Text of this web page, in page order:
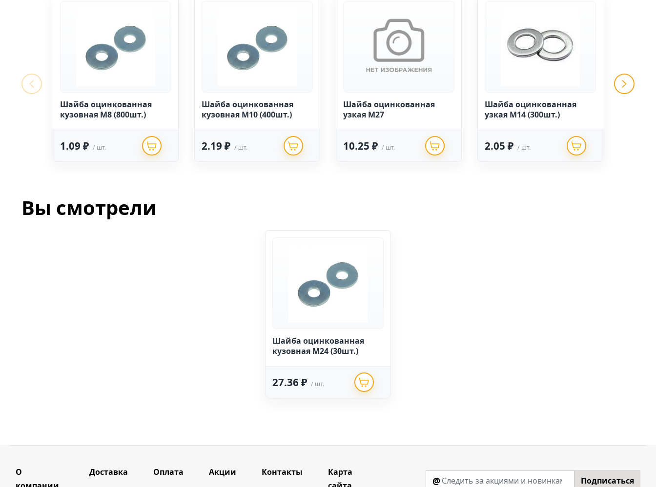
Шайба оцинкованная
кузовная М8 (800шт.)
1.09 ₽ / шт.
Шайба оцинкованная
кузовная М10 (400шт.)
2.19 ₽ / шт.
Шайба оцинкованная
узкая М27
10.25 ₽ / шт.
Шайба оцинкованная
узкая М14 (300шт.)
2.05 ₽ / шт.
Вы смотрели
Шайба оцинкованная
кузовная М24 (30шт.)
27.36 ₽ / шт.
О
Доставка Оплата Акции Контакты
Карта
@ Подписаться